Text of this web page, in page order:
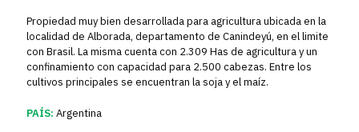
Propiedad muy bien desarrollada para agricultura ubicada en la
localidad de Alborada, departamento de Canindeyú, en el limite
con Brasil. La misma cuenta con 2.309 Has de agricultura y un
confinamiento con capacidad para 2.500 cabezas. Entre los
cultivos principales se encuentran la soja y el maíz.
PAÍS: Argentina